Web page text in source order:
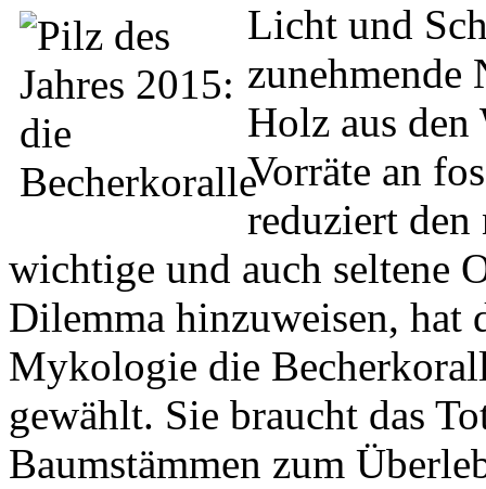
Licht und
zunehmende
Holz aus
Vorräte an
reduziert
wichtige und auch seltene
Dilemma hinzuweisen, hat
Mykologie die
gewählt. Sie braucht das
Baumstämmen zum